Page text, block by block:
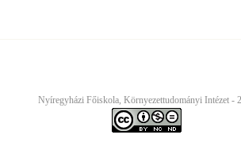
Nyíregyházi Főiskola, Környezettudományi Intézet -